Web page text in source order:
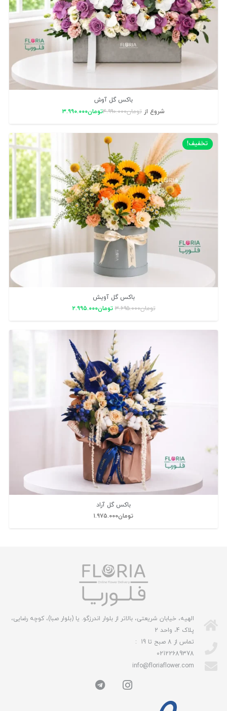
باکس گل آوش
شروع از تومان۴.۹۹۰.۰۰۰تومان۳.۹۹۰.۰۰۰
تخفیف!
باکس گل آویش
تومان۳.۶۹۵.۰۰۰ تومان۲.۹۹۵.۰۰۰
باکس گل آراد
تومان۱.۹۷۵.۰۰۰
الهیه، خیابان شریعتی، بالاتر از بلوار اندرزگو. یا (بلوار صبا)، کوچه رضایی،
پلاک 4، واحد 2
تماس از 8 صبح تا 19 :
02122689378
info@floriaflower.com